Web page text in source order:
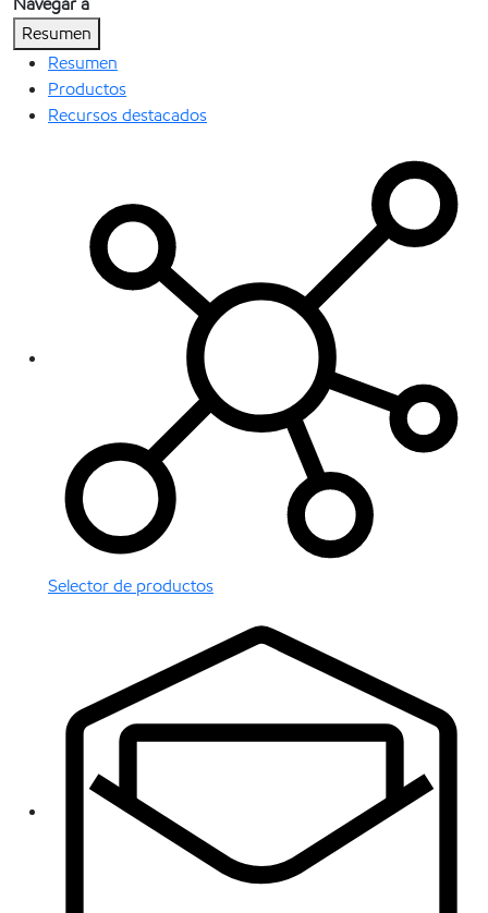
Resumen
Resumen
Productos
Recursos destacados
Selector de productos